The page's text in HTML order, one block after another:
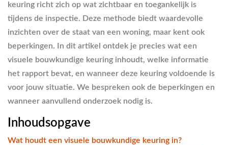
keuring richt zich op wat zichtbaar en toegankelijk is
tijdens de inspectie. Deze methode biedt waardevolle
inzichten over de staat van een woning, maar kent ook
beperkingen. In dit artikel ontdek je precies wat een
visuele bouwkundige keuring inhoudt, welke informatie
het rapport bevat, en wanneer deze keuring voldoende is
voor jouw situatie. We bespreken ook de beperkingen en
wanneer aanvullend onderzoek nodig is.
Inhoudsopgave
Wat houdt een visuele bouwkundige keuring in?